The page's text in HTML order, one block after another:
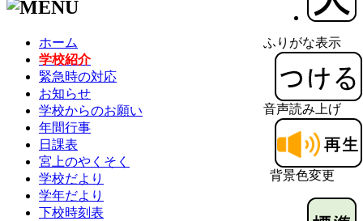
ふりがな表示
音声読み上げ
背景色変更
ホーム
学校紹介
緊急時の対応
お知らせ
学校からのお願い
年間行事
日課表
宮上のやくそく
学校だより
学年だより
下校時刻表